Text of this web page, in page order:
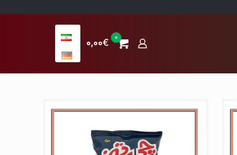
0
0,00€